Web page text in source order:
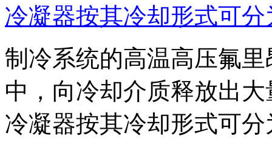
冷凝器按其冷却形式可
制冷系统的高温高压氟
中，向冷却介质释放出
冷凝器按其冷却形式可